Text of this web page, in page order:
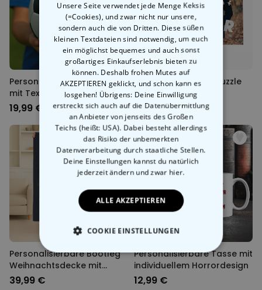
Personalisierbarer Fußball
mit Text und Wappen
19,99 €
Personalisierbares Puzzle
mit Foto und
geschwungenem Text
24,99 €
Personalisierbare Bootleg
Weihnachtsdecke mit
Haustier
39,99 €
Personalisierbare Tasse mit
individuellem Horrordesign
12,99 €
Unsere Seite verwendet jede Menge Keksis
(=Cookies), und zwar nicht nur unsere,
sondern auch die von Dritten. Diese süßen
kleinen Textdateien sind notwendig, um euch
ein möglichst bequemes und auch sonst
großartiges Einkaufserlebnis bieten zu
können. Deshalb frohen Mutes auf
AKZEPTIEREN geklickt, und schon kann es
losgehen! Übrigens: Deine Einwilligung
erstreckt sich auch auf die Datenübermittlung
an Anbieter von jenseits des Großen
Teichs (heißt: USA). Dabei besteht allerdings
das Risiko der unbemerkten
Datenverarbeitung durch staatliche Stellen.
Deine Einstellungen kannst du natürlich
jederzeit ändern und zwar hier.
ALLE AKZEPTIEREN
COOKIE EINSTELLUNGEN
ESSENTIELL
PERFORMANCE